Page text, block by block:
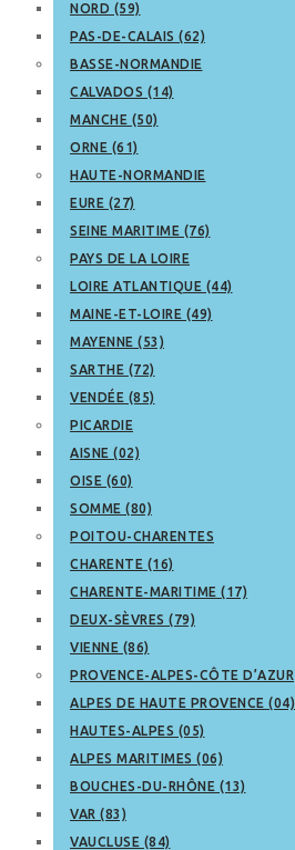
NORD (59)
PAS-DE-CALAIS (62)
BASSE-NORMANDIE
CALVADOS (14)
MANCHE (50)
ORNE (61)
HAUTE-NORMANDIE
EURE (27)
SEINE MARITIME (76)
PAYS DE LA LOIRE
LOIRE ATLANTIQUE (44)
MAINE-ET-LOIRE (49)
MAYENNE (53)
SARTHE (72)
VENDÉE (85)
PICARDIE
AISNE (02)
OISE (60)
SOMME (80)
POITOU-CHARENTES
CHARENTE (16)
CHARENTE-MARITIME (17)
DEUX-SÈVRES (79)
VIENNE (86)
PROVENCE-ALPES-CÔTE D’AZUR
ALPES DE HAUTE PROVENCE (04)
HAUTES-ALPES (05)
ALPES MARITIMES (06)
BOUCHES-DU-RHÔNE (13)
VAR (83)
VAUCLUSE (84)